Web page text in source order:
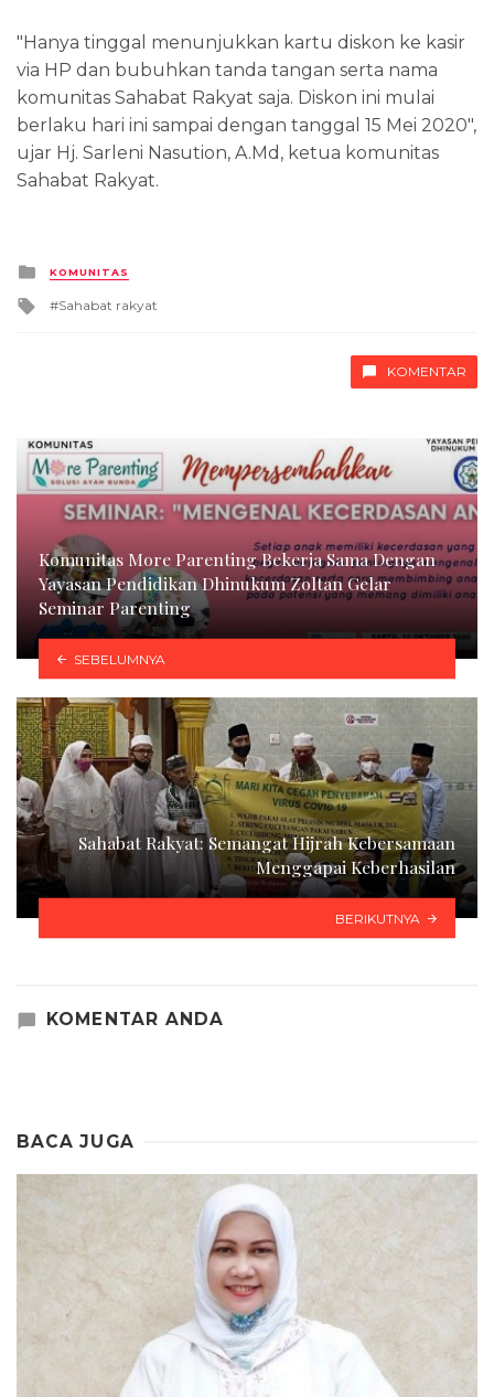
"Hanya tinggal menunjukkan kartu diskon ke kasir
via HP dan bubuhkan tanda tangan serta nama
komunitas Sahabat Rakyat saja. Diskon ini mulai
berlaku hari ini sampai dengan tanggal 15 Mei 2020",
ujar Hj. Sarleni Nasution, A.Md, ketua komunitas
Sahabat Rakyat.
Posted
in
KOMUNITAS
Tagged
Sahabat rakyat
KOMENTAR
Komunitas More Parenting Bekerja Sama Dengan
Yayasan Pendidikan Dhinukum Zoltan Gelar
Seminar Parenting
SEBELUMNYA
Sahabat Rakyat: Semangat Hijrah Kebersamaan
Menggapai Keberhasilan
BERIKUTNYA
KOMENTAR ANDA
BACA JUGA